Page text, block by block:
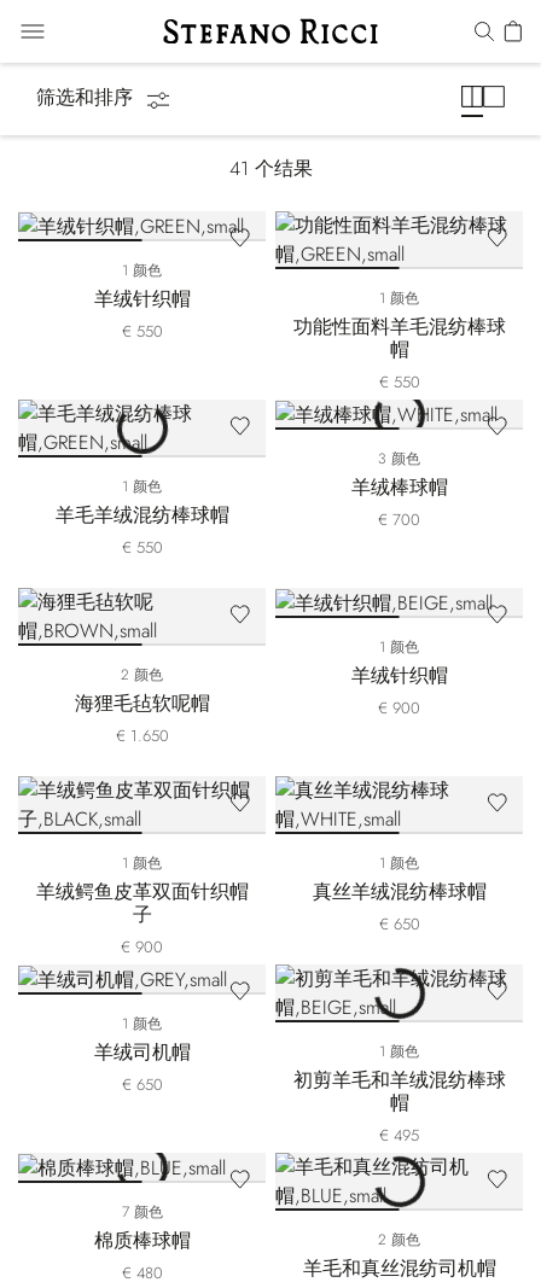
筛选和排序
41 个结果
1 颜色
羊绒针织帽
€ 550
1 颜色
功能性面料羊毛混纺棒球
帽
€ 550
1 颜色
羊毛羊绒混纺棒球帽
€ 550
3 颜色
羊绒棒球帽
€ 700
2 颜色
海狸毛毡软呢帽
€ 1.650
1 颜色
羊绒针织帽
€ 900
1 颜色
羊绒鳄鱼皮革双面针织帽
子
€ 900
1 颜色
真丝羊绒混纺棒球帽
€ 650
1 颜色
羊绒司机帽
€ 650
1 颜色
初剪羊毛和羊绒混纺棒球
帽
€ 495
7 颜色
棉质棒球帽
€ 480
2 颜色
羊毛和真丝混纺司机帽